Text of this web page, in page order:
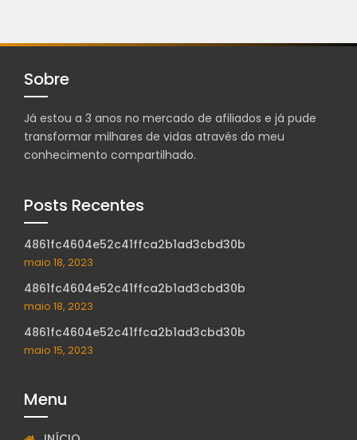
Sobre
Já estou a 3 anos no mercado de afiliados e já pude
transformar milhares de vidas através do meu
conhecimento compartilhado.
Posts Recentes
4861fc4604e52c41ffca2b1ad3cbd30b
maio 18, 2023
4861fc4604e52c41ffca2b1ad3cbd30b
maio 18, 2023
4861fc4604e52c41ffca2b1ad3cbd30b
maio 15, 2023
Menu